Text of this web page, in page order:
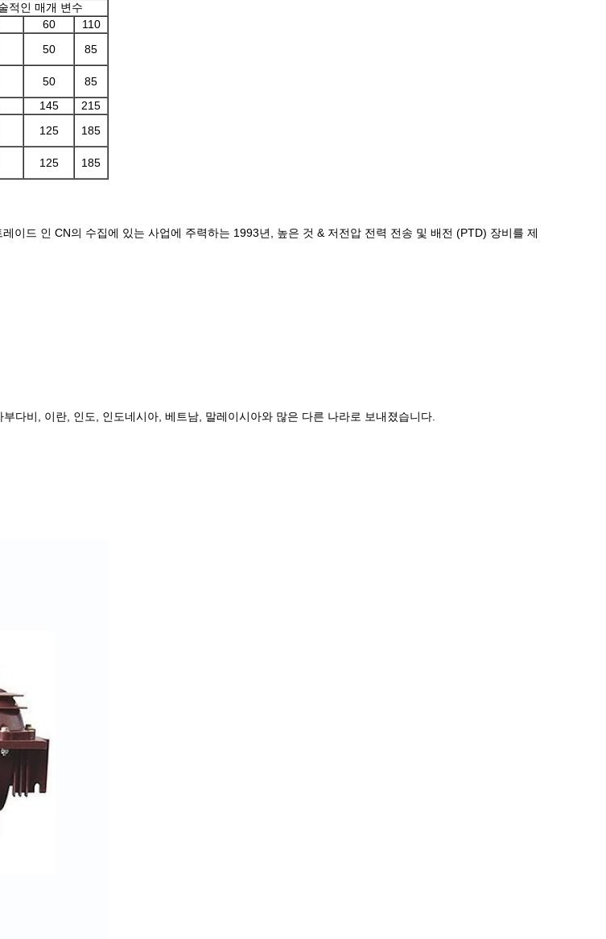
적인 매개 변수
60
110
50
85
50 85
145
215
125
185
125 185
이드 인 CN의 수집에 있는 사업에 주력하는 1993년, 높은 것 & 저전압 전력 전송 및 배전 (PTD) 장비를 제
다비, 이란, 인도, 인도네시아, 베트남, 말레이시아와 많은 다른 나라로 보내졌습니다.